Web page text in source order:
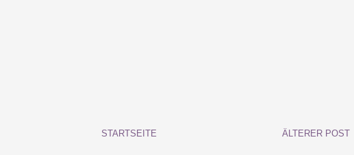
ÄLTERER POST
STARTSEITE